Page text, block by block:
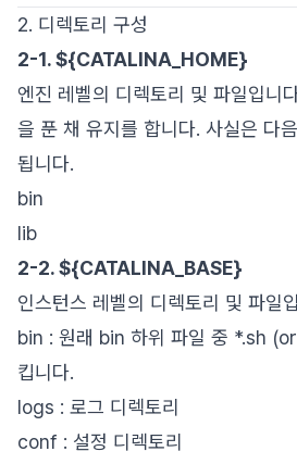
2. 디렉토리 구성
2-1. ${CATALINA_HOME}
엔진 레벨의 디렉토리 및 파일입니
을 푼 채 유지를 합니다. 사실은 다
됩니다.
bin
lib
2-2. ${CATALINA_BASE}
인스턴스 레벨의 디렉토리 및 파일
bin : 원래 bin 하위 파일 중 *.sh
킵니다.
logs : 로그 디렉토리
conf : 설정 디렉토리